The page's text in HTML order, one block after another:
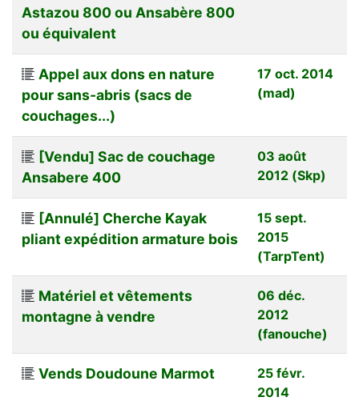
Astazou 800 ou Ansabère 800
ou équivalent
Appel aux dons en nature
pour sans-abris (sacs de
couchages...)
17 oct. 2014
(mad)
[Vendu] Sac de couchage
Ansabere 400
03 août
2012 (Skp)
[Annulé] Cherche Kayak
pliant expédition armature bois
15 sept.
2015
(TarpTent)
Matériel et vêtements
montagne à vendre
06 déc.
2012
(fanouche)
Vends Doudoune Marmot
25 févr.
2014